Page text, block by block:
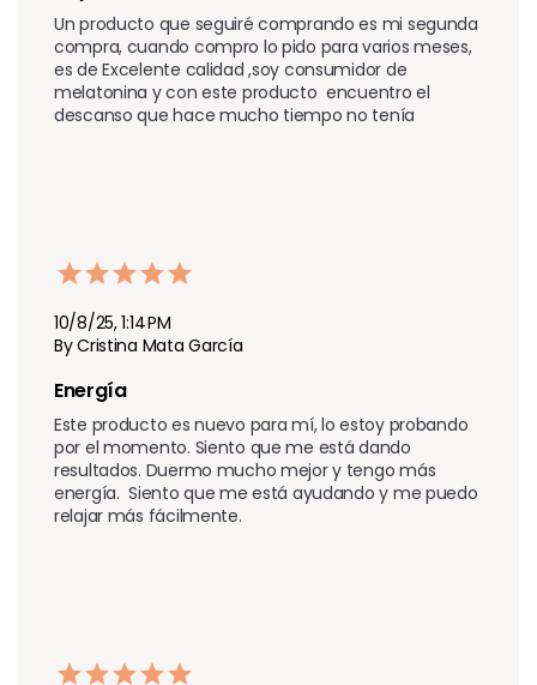
Un producto que seguiré comprando es mi segunda
compra, cuando compro lo pido para varios meses,
es de Excelente calidad ,soy consumidor de
melatonina y con este producto  encuentro el
descanso que hace mucho tiempo no tenía
10/8/25, 1:14 PM
By Cristina Mata García
Energía
Este producto es nuevo para mí, lo estoy probando
por el momento. Siento que me está dando
resultados. Duermo mucho mejor y tengo más
energía.  Siento que me está ayudando y me puedo
relajar más fácilmente.